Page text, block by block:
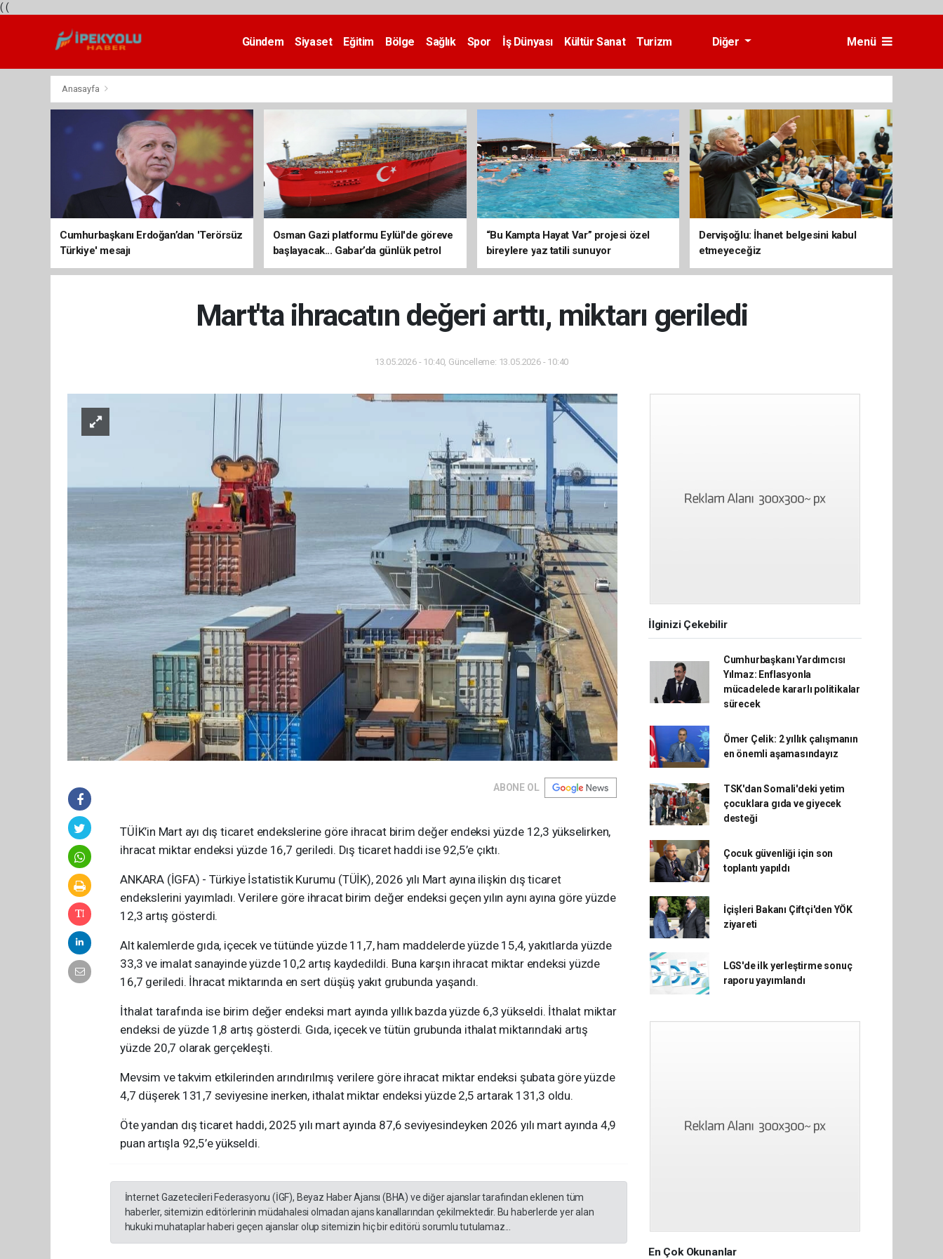
( (
Gündem Siyaset Eğitim Bölge Sağlık Spor İş Dünyası Kültür Sanat
Turizm
Diğer Menü
Anasayfa
Cumhurbaşkanı Erdoğan’dan 'Terörsüz
Türkiye' mesajı
Osman Gazi platformu Eylül'de göreve
başlayacak... Gabar’da günlük petrol
üretimi 83 bin 200 varile ulaştı
“Bu Kampta Hayat Var” projesi özel
bireylere yaz tatili sunuyor
Dervişoğlu: İhanet belgesini kabul
etmeyeceğiz
Mart'ta ihracatın değeri arttı, miktarı geriledi
13.05.2026 - 10:40, Güncelleme: 13.05.2026 - 10:40
ABONE OL
TÜİK’in Mart ayı dış ticaret endekslerine göre ihracat birim değer endeksi yüzde 12,3 yükselirken,
ihracat miktar endeksi yüzde 16,7 geriledi. Dış ticaret haddi ise 92,5’e çıktı.
ANKARA (İGFA) - Türkiye İstatistik Kurumu (TÜİK), 2026 yılı Mart ayına ilişkin dış ticaret
endekslerini yayımladı. Verilere göre ihracat birim değer endeksi geçen yılın aynı ayına göre yüzde
12,3 artış gösterdi.
Alt kalemlerde gıda, içecek ve tütünde yüzde 11,7, ham maddelerde yüzde 15,4, yakıtlarda yüzde
33,3 ve imalat sanayinde yüzde 10,2 artış kaydedildi. Buna karşın ihracat miktar endeksi yüzde
16,7 geriledi. İhracat miktarında en sert düşüş yakıt grubunda yaşandı.
İthalat tarafında ise birim değer endeksi mart ayında yıllık bazda yüzde 6,3 yükseldi. İthalat miktar
endeksi de yüzde 1,8 artış gösterdi. Gıda, içecek ve tütün grubunda ithalat miktarındaki artış
yüzde 20,7 olarak gerçekleşti.
Mevsim ve takvim etkilerinden arındırılmış verilere göre ihracat miktar endeksi şubata göre yüzde
4,7 düşerek 131,7 seviyesine inerken, ithalat miktar endeksi yüzde 2,5 artarak 131,3 oldu.
Öte yandan dış ticaret haddi, 2025 yılı mart ayında 87,6 seviyesindeyken 2026 yılı mart ayında 4,9
puan artışla 92,5’e yükseldi.
İnternet Gazetecileri Federasyonu (İGF), Beyaz Haber Ajansı (BHA) ve diğer ajanslar tarafından eklenen tüm
haberler, sitemizin editörlerinin müdahalesi olmadan ajans kanallarından çekilmektedir. Bu haberlerde yer alan
hukuki muhataplar haberi geçen ajanslar olup sitemizin hiç bir editörü sorumlu tutulamaz...
İlginizi Çekebilir
Cumhurbaşkanı Yardımcısı
Yılmaz: Enflasyonla
mücadelede kararlı politikalar
sürecek
Ömer Çelik: 2 yıllık çalışmanın
en önemli aşamasındayız
TSK'dan Somali'deki yetim
çocuklara gıda ve giyecek
desteği
Çocuk güvenliği için son
toplantı yapıldı
İçişleri Bakanı Çiftçi'den YÖK
ziyareti
LGS'de ilk yerleştirme sonuç
raporu yayımlandı
En Çok Okunanlar